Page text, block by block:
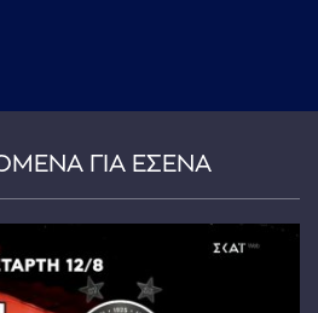
ΓΙΑ ΕΣΕΝΑ